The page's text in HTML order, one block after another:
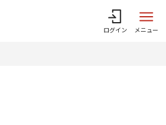
ログイン メニュー